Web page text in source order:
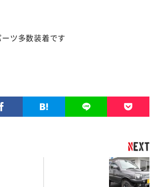
ツ多数装着です